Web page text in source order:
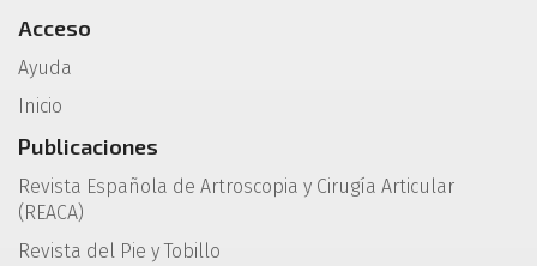
Acceso
Ayuda
Inicio
Publicaciones
Revista Española de Artroscopia y Cirugía Articular
(REACA)
Revista del Pie y Tobillo